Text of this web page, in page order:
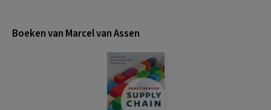
Boeken van Marcel van Assen